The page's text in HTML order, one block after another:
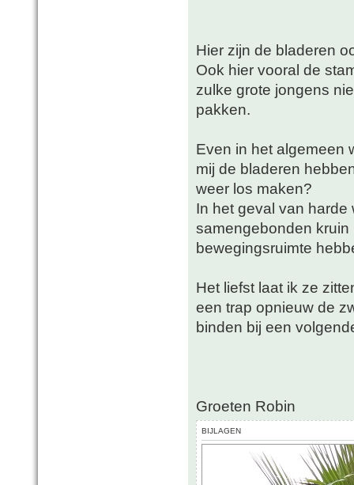
Hier zijn de bladeren
Ook hier vooral de
zulke grote jongens
pakken.
Even in het algemeen
mij de bladeren
weer los maken?
In het geval van harde
samengebonden
bewegingsruimte
Het liefst laat ik ze
een trap opnieuw de
binden bij een
Groeten Robin
BIJLAGEN